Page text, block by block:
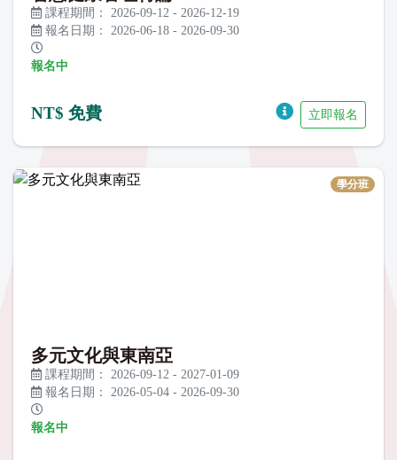
課程期間： 2026-09-12 - 2026-12-19
報名日期： 2026-06-18 - 2026-09-30
報名中
NT$ 免費 立即報名
學分班
多元文化與東南亞
課程期間： 2026-09-12 - 2027-01-09
報名日期： 2026-05-04 - 2026-09-30
報名中